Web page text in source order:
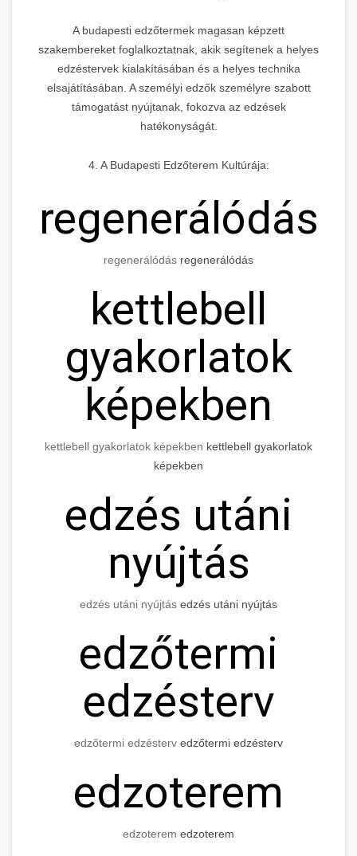
A budapesti edzőtermek magasan képzett
szakembereket foglalkoztatnak, akik segítenek a helyes
edzéstervek kialakításában és a helyes technika
elsajátításában. A személyi edzők személyre szabott
támogatást nyújtanak, fokozva az edzések
hatékonyságát.
4. A Budapesti Edzőterem Kultúrája:
regenerálódás
regenerálódás regenerálódás
kettlebell
gyakorlatok
képekben
kettlebell gyakorlatok képekben kettlebell gyakorlatok
képekben
edzés utáni
nyújtás
edzés utáni nyújtás edzés utáni nyújtás
edzőtermi
edzésterv
edzőtermi edzésterv edzőtermi edzésterv
edzoterem
edzoterem edzoterem